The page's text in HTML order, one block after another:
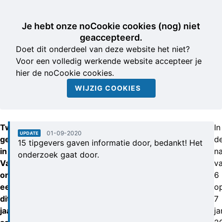
Je hebt onze noCookie cookies (nog) niet
geaccepteerd.
Doet dit onderdeel van deze website het niet?
Voor een volledig werkende website accepteer je
hier de noCookie cookies.
WIJZIG COOKIES
Twee
gezinnen
in
Valkenswaard
ontsnapten
eerder
dit
jaar
UPDATE 01-09-2020
15 tipgevers gaven informatie door, bedankt! Het
onderzoek gaat door.
In
6
7